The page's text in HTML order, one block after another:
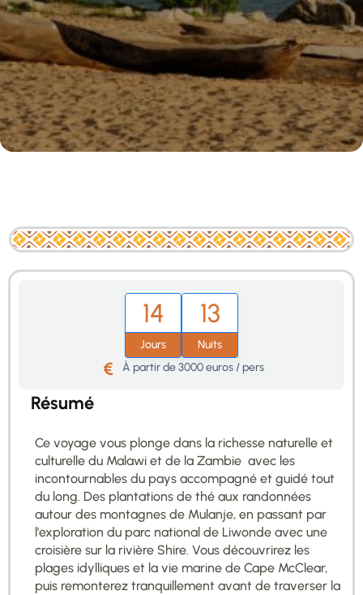
14
Jours
13
Nuits
À partir de 3000 euros / pers
Résumé
Ce voyage vous plonge dans la richesse naturelle et
culturelle du Malawi et de la Zambie avec les
incontournables du pays accompagné et guidé tout
du long. Des plantations de thé aux randonnées
autour des montagnes de Mulanje, en passant par
l'exploration du parc national de Liwonde avec une
croisière sur la rivière Shire. Vous découvrirez les
plages idylliques et la vie marine de Cape McClear,
puis remonterez tranquillement avant de traverser la